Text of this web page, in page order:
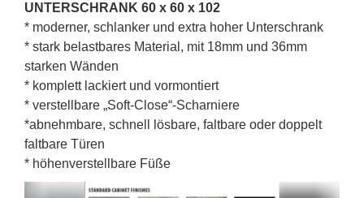
UNTERSCHRANK 60 x 60 x 102
* moderner, schlanker und extra hoher Unterschrank
* stark belastbares Material, mit 18mm und 36mm
starken Wänden
* komplett lackiert und vormontiert
* verstellbare „Soft-Close“-Scharniere
*abnehmbare, schnell lösbare, faltbare oder doppelt
faltbare Türen
* höhenverstellbare Füße